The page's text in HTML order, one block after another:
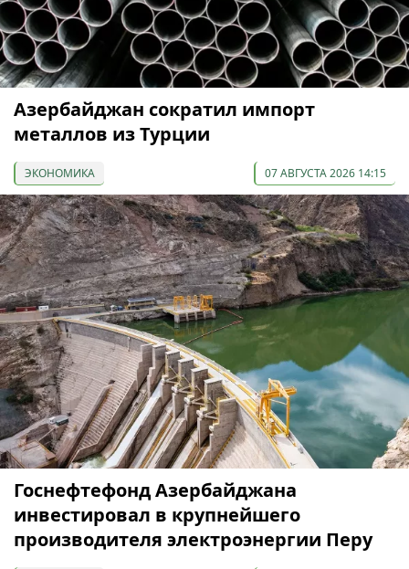
Азербайджан сократил импорт
металлов из Турции
ЭКОНОМИКА 07 АВГУСТА 2026 14:15
Госнефтефонд Азербайджана
инвестировал в крупнейшего
производителя электроэнергии Перу